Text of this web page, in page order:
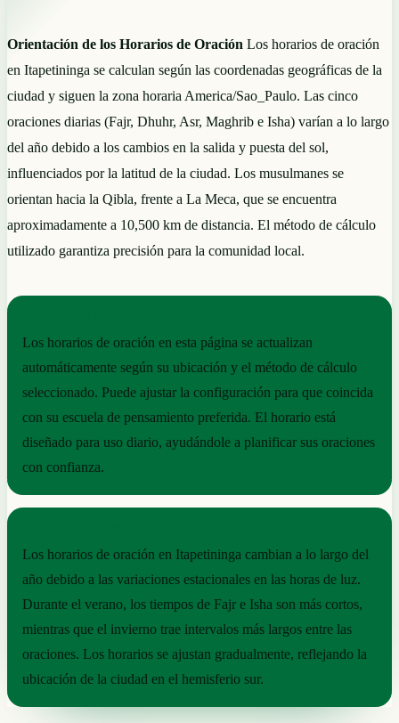
Orientación de los Horarios de Oración Los horarios de oración
en Itapetininga se calculan según las coordenadas geográficas de la
ciudad y siguen la zona horaria America/Sao_Paulo. Las cinco
oraciones diarias (Fajr, Dhuhr, Asr, Maghrib e Isha) varían a lo largo
del año debido a los cambios en la salida y puesta del sol,
influenciados por la latitud de la ciudad. Los musulmanes se
orientan hacia la Qibla, frente a La Meca, que se encuentra
aproximadamente a 10,500 km de distancia. El método de cálculo
utilizado garantiza precisión para la comunidad local.
Los horarios de oración en esta página se actualizan
automáticamente según su ubicación y el método de cálculo
seleccionado. Puede ajustar la configuración para que coincida
con su escuela de pensamiento preferida. El horario está
diseñado para uso diario, ayudándole a planificar sus oraciones
con confianza.
Los horarios de oración en Itapetininga cambian a lo largo del
año debido a las variaciones estacionales en las horas de luz.
Durante el verano, los tiempos de Fajr e Isha son más cortos,
mientras que el invierno trae intervalos más largos entre las
oraciones. Los horarios se ajustan gradualmente, reflejando la
ubicación de la ciudad en el hemisferio sur.